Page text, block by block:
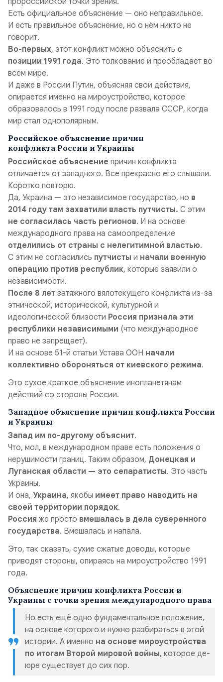
Есть официальное объяснение — оно неправильное.
И есть правильное объяснение, но о нём никто не
говорит.
Во-первых, этот конфликт можно объяснить с
позиции 1991 года. Это толкование и преобладает во
всём мире.
И даже в России Путин, объясняя свои действия,
опирается именно на мироустройство, которое
образовалось в 1991 году после развала СССР, когда
мир стал однополярным.
Российское объяснение причин
конфликта России и Украины
Российское объяснение причин конфликта
отличается от западного. Все прекрасно его слышали.
Коротко повторю.
Да, Украина — это независимое государство, но в
2014 году там захватили власть путчисты. С этим
не согласилась часть регионов. И на основе
международного права на самоопределение
отделились от страны с нелегитимной властью.
С этим не согласились путчисты и начали военную
операцию против республик, которые заявили о
независимости.
После 8 лет затяжного вялотекущего конфликта из-за
этнической, исторической, культурной и
идеологической близости Россия признала эти
республики независимыми (что международное
право не запрещает).
И на основе 51-й статьи Устава ООН начали
коллективно обороняться от киевского режима.
Это сухое краткое объяснение инопланетянам
действий со стороны России.
Западное объяснение причин конфликта России
и Украины
Запад им по-другому объяснит.
Что, мол, в международном праве есть положения о
нерушимости границ. Таким образом, Донецкая и
Луганская области — это сепаратисты. Это часть
Украины.
И она, Украина, якобы имеет право наводить на
своей территории порядок.
Россия же просто вмешалась в дела суверенного
государства. Вмешалась и напала.
Это, так сказать, сухие сжатые доводы, которые
приводят стороны, опираясь на мироустройство 1991
года.
Объяснение причин конфликта России и
Украины с точки зрения международного права
Но есть ещё одно фундаментальное положение,
на основе которого и нужно разбираться в этой
истории. А именно на основе мироустройства
по итогам Второй мировой войны, которое де-
юре существует до сих пор.